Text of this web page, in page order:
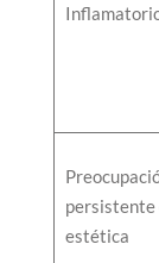
persistente
estética